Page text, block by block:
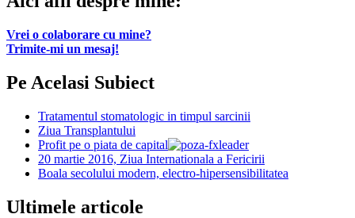
Vrei o colaborare cu mine?
Trimite-mi un mesaj!
Pe Acelasi Subiect
Tratamentul stomatologic in timpul sarcinii
Ziua Transplantului
Profit pe o piata de capital
20 martie 2016, Ziua Internationala a Fericirii
Boala secolului modern, electro-hipersensibilitatea
Ultimele articole